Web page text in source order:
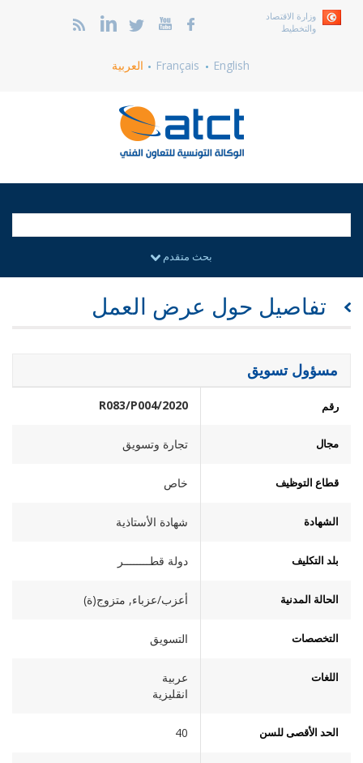
وزارة الاقتصاد
والتخطيط
English
Français العربية
بحث متقدم
تفاصيل حول عرض العمل
مسؤول تسويق
رقم 2020/R083/P004
مجال تجارة وتسويق
قطاع التوظيف خاص
الشهادة شهادة الأستاذية
بلد التكليف دولة قطــــــــر
الحالة المدنية أعزب/عزباء, متزوج(ة)
التخصصات التسويق
اللغات
عربية
انقليزية
الحد الأقصى للسن 40